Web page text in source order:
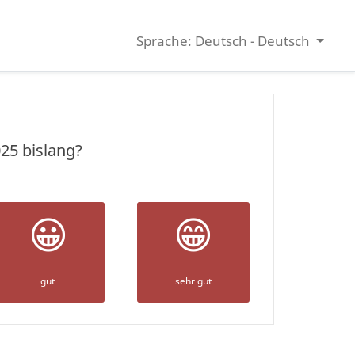
Sprache: Deutsch - Deutsch
bislang?
😀
gut
😁
sehr gut